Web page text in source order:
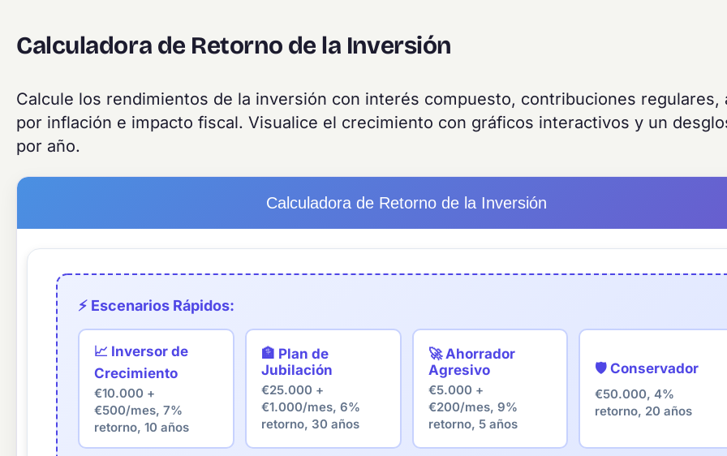
Calculadora de Retorno de la Inversión
Calcule los rendimientos de la inversión con interés compuesto, contribuciones regulares,
por inflación e impacto fiscal. Visualice el crecimiento con gráficos interactivos y un
por año.
Calculadora de Retorno de la Inversión
⚡ Escenarios Rápidos:
📈 Inversor de
Crecimiento
€10.000 +
€500/mes, 7%
retorno, 10 años
🏦 Plan de
Jubilación
€25.000 +
€1.000/mes, 6%
retorno, 30 años
🚀 Ahorrador
Agresivo
€5.000 +
€200/mes, 9%
retorno, 5 años
🛡️ Conservador
€50.000, 4%
retorno, 20 años